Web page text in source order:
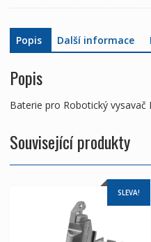
Popis Další informace
Popis
Baterie pro Robotický vysavač
Související produkty
SLEVA!